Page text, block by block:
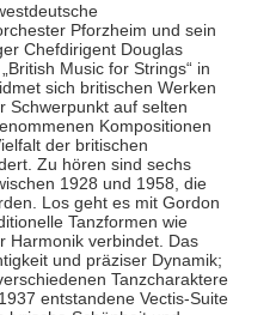
Pforzheim und sein
Chefdirigent Douglas
Music for Strings“ in
sich britischen Werken
Schwerpunkt auf selten
Kompositionen
der britischen
Zu hören sind sechs
1928 und 1958, die
Los geht es mit Gordon
Tanzformen wie
Harmonik verbindet. Das
und präziser Dynamik;
Tanzcharaktere
entstandene Vectis-Suite